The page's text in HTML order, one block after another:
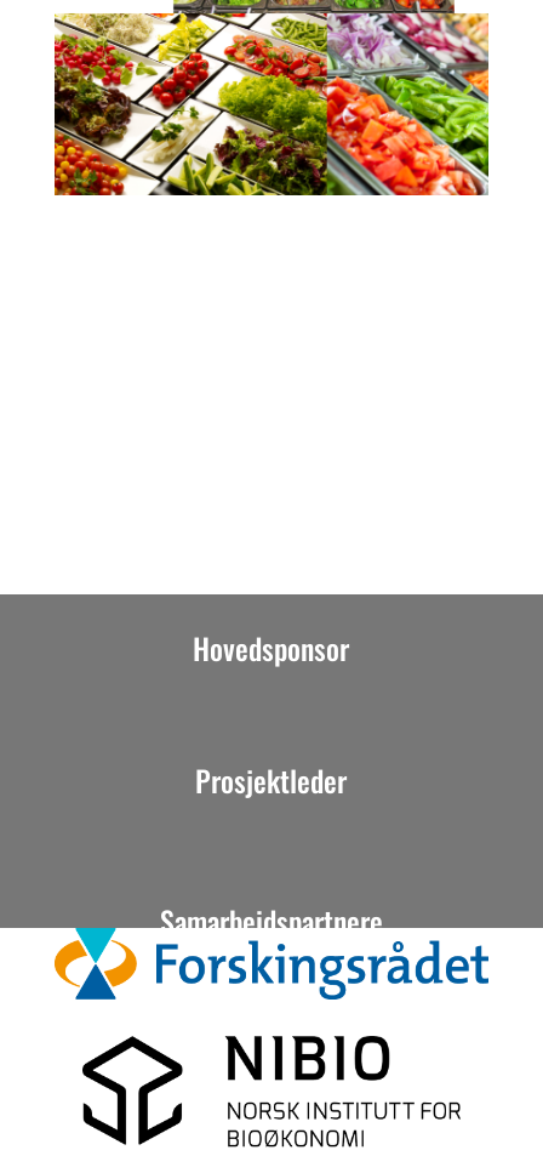
Hovedsponsor
Prosjektleder
Samarbeidspartnere